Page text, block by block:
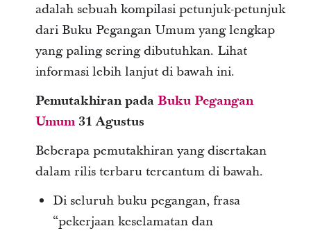
adalah sebuah kompilasi petunjuk-petunjuk
dari Buku Pegangan Umum yang lengkap
yang paling sering dibutuhkan. Lihat
informasi lebih lanjut di bawah ini.
Pemutakhiran pada Buku Pegangan
Umum31 Agustus
Beberapa pemutakhiran yang disertakan
dalam rilis terbaru tercantum di bawah.
Di seluruh buku pegangan, frasa
“pekerjaan keselamatan dan